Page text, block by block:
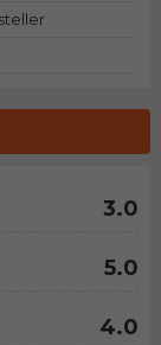
3.0
5.0
4.0